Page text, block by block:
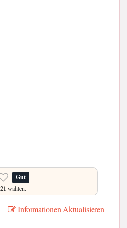
Gut
21 wählen.
Informationen Aktualisieren